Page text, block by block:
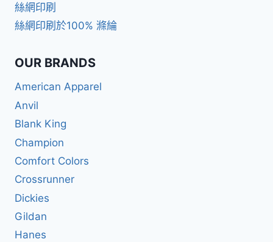
絲網印刷
絲網印刷於100% 滌綸
OUR BRANDS
American Apparel
Anvil
Blank King
Champion
Comfort Colors
Crossrunner
Dickies
Gildan
Hanes